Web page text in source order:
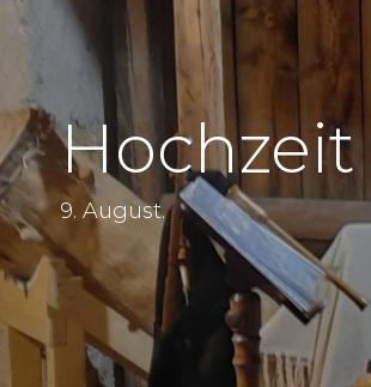
Hochzeit
9. August.